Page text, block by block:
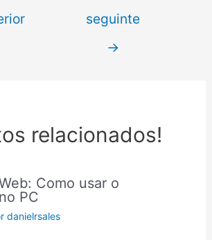
seguinte
→
relacionados!
Como usar o
PC
danielrsales